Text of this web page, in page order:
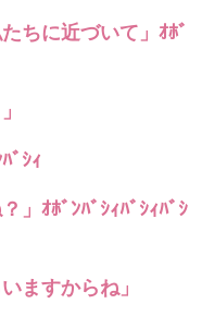
ちに近づいて」ｵﾎﾞ
ﾞｼｨ
」ｵﾎﾞﾝﾊﾞｼｨﾊﾞｼｨﾊﾞｼ
ますからね」